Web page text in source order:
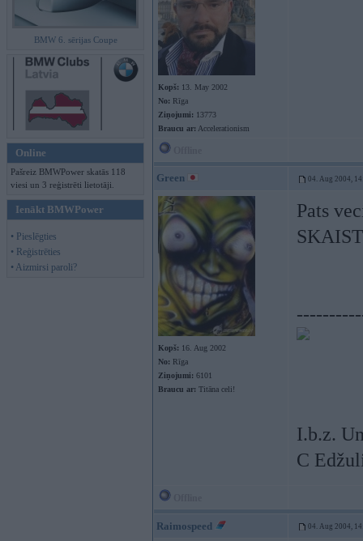
BMW 6. sērijas Coupe
Online
Pašreiz BMWPower skatās 118
viesi un 3 reģistrēti lietotāji.
Ienākt BMWPower
• Pieslēgties
• Reģistrēties
• Aizmirsi paroli?
Kopš: 13. May 2002
No: Rīga
Ziņojumi: 13773
Braucu ar: Accelerationism
Green 04. Aug 2004,
Kopš: 16. Aug 2002
No: Rīga
Ziņojumi: 6101
Braucu ar: Titāna celi!
Pats
I.b.z.
C
Raimospeed 04. Aug 2004,